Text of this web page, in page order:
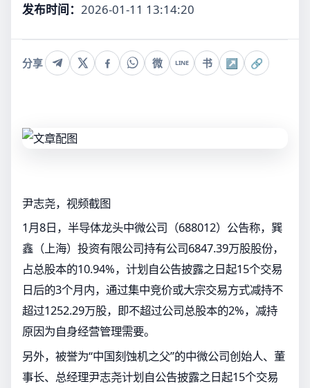
发布时间： 2026-01-11 13:14:20
分享 微 LINE 书 ↗ 🔗
尹志尧，视频截图
1月8日，半导体龙头中微公司（688012）公告称，巽
鑫（上海）投资有限公司持有公司6847.39万股股份，
占总股本的10.94%，计划自公告披露之日起15个交易
日后的3个月内，通过集中竞价或大宗交易方式减持不
超过1252.29万股，即不超过公司总股本的2%，减持
原因为自身经营管理需要。
另外，被誉为“中国刻蚀机之父”的中微公司创始人、董
事长、总经理尹志尧计划自公告披露之日起15个交易